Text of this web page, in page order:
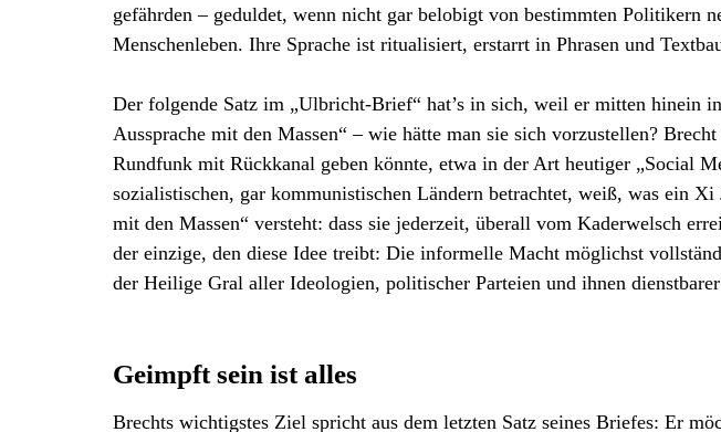
gefährden – geduldet, wenn nicht gar belobigt von bestimmten Politikern
Menschenleben. Ihre Sprache ist ritualisiert, erstarrt in Phrasen und
Der folgende Satz im „Ulbricht-Brief“ hat’s in sich, weil er mitten hinein
Aussprache mit den Massen“ – wie hätte man sie sich vorzustellen?
Rundfunk mit Rückkanal geben könnte, etwa in der Art heutiger „Social
sozialistischen, gar kommunistischen Ländern betrachtet, weiß, was ein Xi
mit den Massen“ versteht: dass sie jederzeit, überall vom Kaderwelsch
der einzige, den diese Idee treibt: Die informelle Macht möglichst
der Heilige Gral aller Ideologien, politischer Parteien und ihnen
Geimpft sein ist alles
Brechts wichtigstes Ziel spricht aus dem letzten Satz seines Briefes: Er